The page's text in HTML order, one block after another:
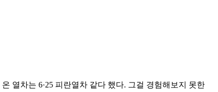
열차는 6·25 피란열차 같다 했다. 그걸 경험해보지 못한